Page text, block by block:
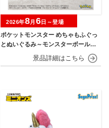
ポケットモンスター めちゃもふぐっ
とぬいぐるみ～モンスターボール・
スーパーボール・ハイパーボール・
マスターボール・プレミアボール～
2026年8月 6 日～登場